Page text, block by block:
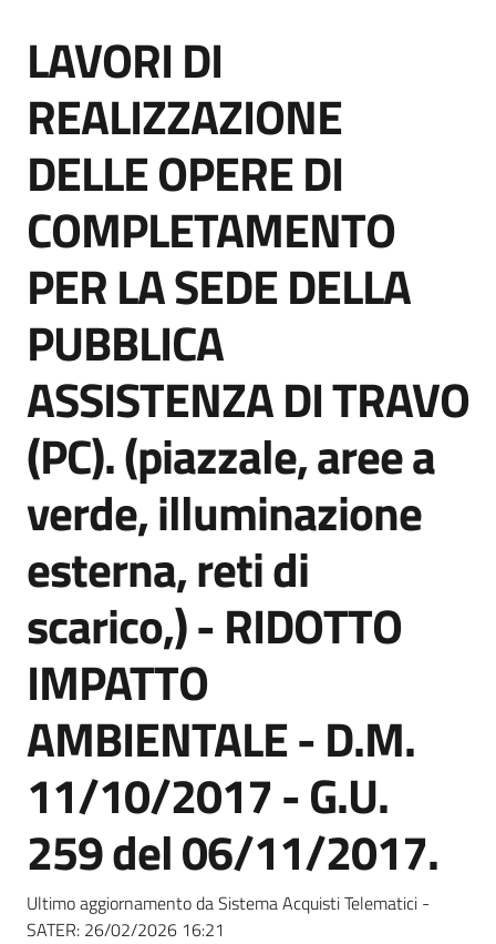
acquisto
Supporto
Piattaforme
telematiche
English
site
Seguici
su
Salta al contenuto
LAVORI DI
REALIZZAZIONE
DELLE OPERE DI
COMPLETAMENTO
PER LA SEDE DELLA
PUBBLICA
ASSISTENZA DI TRAVO
(PC). (piazzale, aree a
verde, illuminazione
esterna, reti di
scarico,) - RIDOTTO
IMPATTO
AMBIENTALE - D.M.
11/10/2017 - G.U.
259 del 06/11/2017.
Ultimo aggiornamento da Sistema Acquisti Telematici -
SATER: 26/02/2026 16:21